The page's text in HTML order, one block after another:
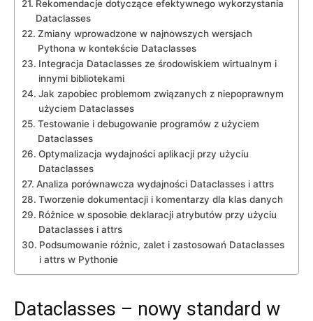
Rekomendacje dotyczące efektywnego wykorzystania
Dataclasses
Zmiany wprowadzone w‍ najnowszych wersjach
Pythona w kontekście Dataclasses
Integracja Dataclasses ze środowiskiem⁢ wirtualnym i
innymi bibliotekami
Jak zapobiec problemom ​związanych z‍ niepoprawnym
użyciem Dataclasses
Testowanie i‌ debugowanie ⁢programów z użyciem
Dataclasses
Optymalizacja wydajności aplikacji ⁢przy użyciu
Dataclasses
Analiza porównawcza wydajności Dataclasses i attrs
Tworzenie ⁣dokumentacji‍ i komentarzy‍ dla klas danych
Różnice w ⁣sposobie​ deklaracji atrybutów przy użyciu
Dataclasses ‌i attrs
Podsumowanie różnic, zalet i zastosowań ⁣Dataclasses
i ‌attrs ‌w Pythonie
Dataclasses – ​nowy ‍standard‍ w ​